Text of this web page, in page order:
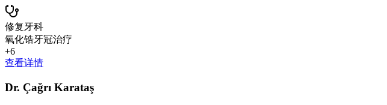
修复牙科
氧化锆牙冠治疗
+6
查看详情
Dr. Çağrı Karataş